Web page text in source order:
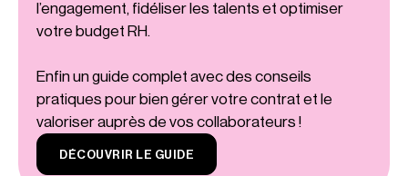
l’engagement, fidéliser les talents et optimiser
votre budget RH.
Enfin un guide complet avec des conseils
pratiques pour bien gérer votre contrat et le
valoriser auprès de vos collaborateurs !
DÉCOUVRIR LE GUIDE